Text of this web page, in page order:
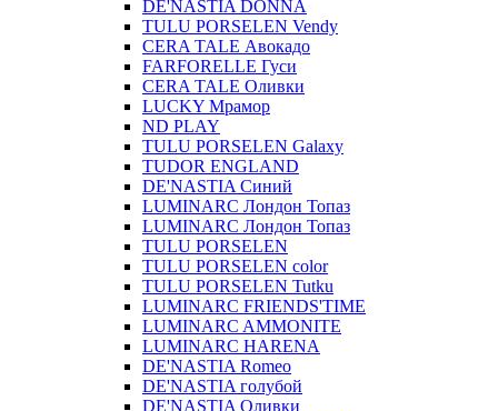
DE'NASTIA DONNA
TULU PORSELEN Vendy
CERA TALE Авокадо
FARFORELLE Гуси
CERA TALE Оливки
LUCKY Мрамор
ND PLAY
TULU PORSELEN Galaxy
TUDOR ENGLAND
DE'NASTIA Синий
LUMINARC Лондон Топаз
LUMINARC Лондон Топаз
TULU PORSELEN
TULU PORSELEN color
TULU PORSELEN Tutku
LUMINARC FRIENDS'TIME
LUMINARC AMMONITE
LUMINARC HARENA
DE'NASTIA Romeo
DE'NASTIA голубой
DE'NASTIA Оливки